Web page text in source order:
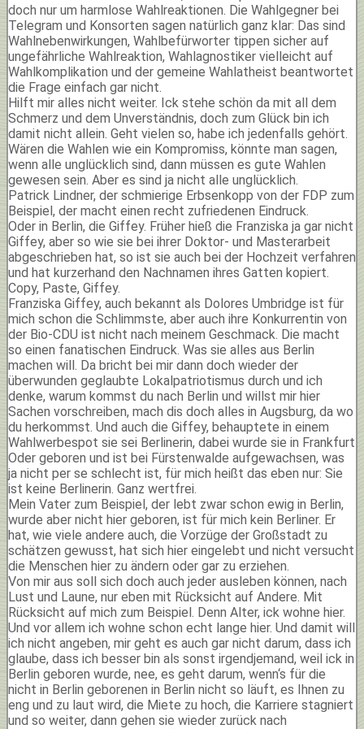
doch nur um harmlose Wahlreaktionen. Die Wahlgegner bei
Telegram und Konsorten sagen natürlich ganz klar: Das sind
Wahlnebenwirkungen, Wahlbefürworter tippen sicher auf
ungefährliche Wahlreaktion, Wahlagnostiker vielleicht auf
Wahlkomplikation und der gemeine Wahlatheist beantwortet
die Frage einfach gar nicht.
Hilft mir alles nicht weiter. Ick stehe schön da mit all dem
Schmerz und dem Unverständnis, doch zum Glück bin ich
damit nicht allein. Geht vielen so, habe ich jedenfalls gehört.
Wären die Wahlen wie ein Kompromiss, könnte man sagen,
wenn alle unglücklich sind, dann müssen es gute Wahlen
gewesen sein. Aber es sind ja nicht alle unglücklich.
Patrick Lindner, der schmierige Erbsenkopp von der FDP zum
Beispiel, der macht einen recht zufriedenen Eindruck.
Oder in Berlin, die Giffey. Früher hieß die Franziska ja gar nicht
Giffey, aber so wie sie bei ihrer Doktor- und Masterarbeit
abgeschrieben hat, so ist sie auch bei der Hochzeit verfahren
und hat kurzerhand den Nachnamen ihres Gatten kopiert.
Copy, Paste, Giffey.
Franziska Giffey, auch bekannt als Dolores Umbridge ist für
mich schon die Schlimmste, aber auch ihre Konkurrentin von
der Bio-CDU ist nicht nach meinem Geschmack. Die macht
so einen fanatischen Eindruck. Was sie alles aus Berlin
machen will. Da bricht bei mir dann doch wieder der
überwunden geglaubte Lokalpatriotismus durch und ich
denke, warum kommst du nach Berlin und willst mir hier
Sachen vorschreiben, mach dis doch alles in Augsburg, da wo
du herkommst. Und auch die Giffey, behauptete in einem
Wahlwerbespot sie sei Berlinerin, dabei wurde sie in Frankfurt
Oder geboren und ist bei Fürstenwalde aufgewachsen, was
ja nicht per se schlecht ist, für mich heißt das eben nur: Sie
ist keine Berlinerin. Ganz wertfrei.
Mein Vater zum Beispiel, der lebt zwar schon ewig in Berlin,
wurde aber nicht hier geboren, ist für mich kein Berliner. Er
hat, wie viele andere auch, die Vorzüge der Großstadt zu
schätzen gewusst, hat sich hier eingelebt und nicht versucht
die Menschen hier zu ändern oder gar zu erziehen.
Von mir aus soll sich doch auch jeder ausleben können, nach
Lust und Laune, nur eben mit Rücksicht auf Andere. Mit
Rücksicht auf mich zum Beispiel. Denn Alter, ick wohne hier.
Und vor allem ich wohne schon echt lange hier. Und damit will
ich nicht angeben, mir geht es auch gar nicht darum, dass ich
glaube, dass ich besser bin als sonst irgendjemand, weil ick in
Berlin geboren wurde, nee, es geht darum, wenn‘s für die
nicht in Berlin geborenen in Berlin nicht so läuft, es Ihnen zu
eng und zu laut wird, die Miete zu hoch, die Karriere stagniert
und so weiter, dann gehen sie wieder zurück nach